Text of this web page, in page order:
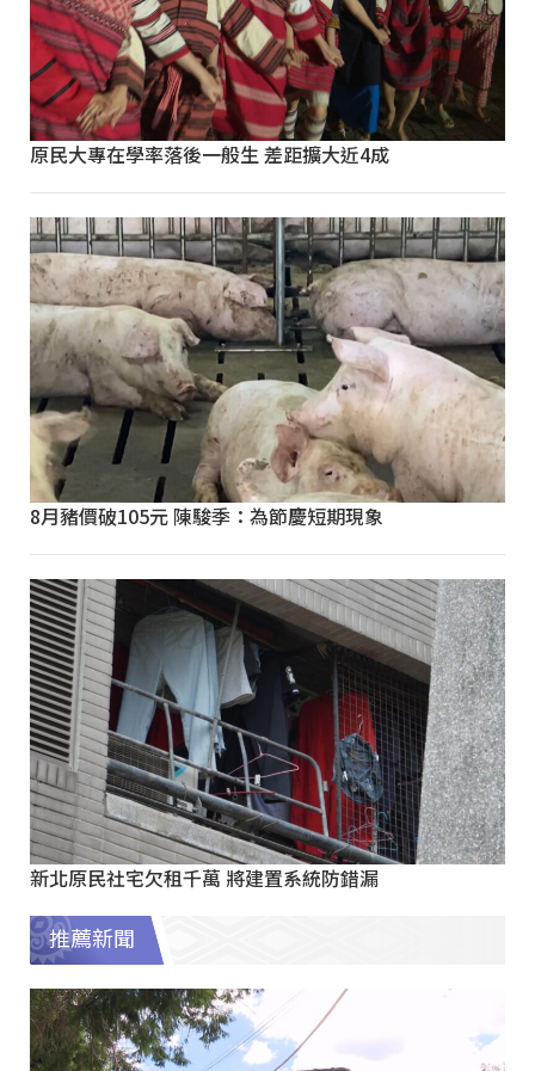
原民大專在學率落後一般生 差距擴大近4成
8月豬價破105元 陳駿季：為節慶短期現象
新北原民社宅欠租千萬 將建置系統防錯漏
推薦新聞